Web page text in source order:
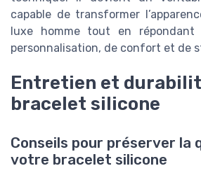
capable de transformer
luxe homme tout en répondant
personnalisation, de confort et de
Entretien et
bracelet silicone
Conseils pour préserver la
votre bracelet silicone